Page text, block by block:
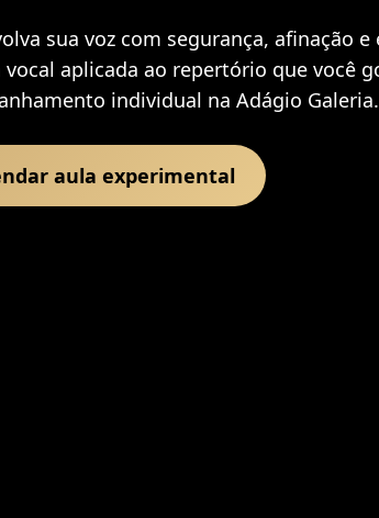
sua voz com segurança, afinação
vocal aplicada ao repertório que você
individual na Adágio Galeria.
aula experimental